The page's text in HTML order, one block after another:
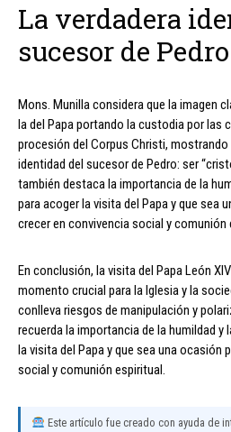
La verdadera
sucesor de Pedro
Mons. Munilla considera que la imagen
la del Papa portando la custodia por las
procesión del Corpus Christi,
identidad del sucesor de Pedro: ser
también destaca la importancia de la
para acoger la visita del Papa y que sea
crecer en convivencia social y comunión
En conclusión, la visita del Papa León
momento crucial para la Iglesia y la
conlleva riesgos de manipulación y
recuerda la importancia de la humildad y
la visita del Papa y que sea una ocasión
social y comunión espiritual.
Este artículo fue creado con ayuda de